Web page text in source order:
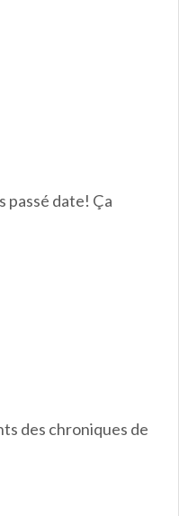
passé date! Ça
des chroniques de